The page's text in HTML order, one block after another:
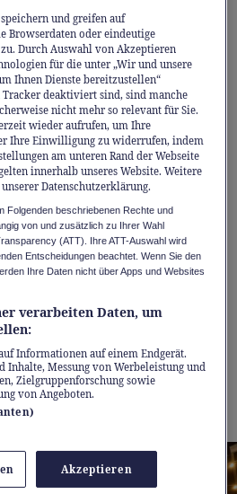
Diese fünf Tipps
zum
Ort – im schönsten
ohne Umwege besorgen
alles an einem Ort
der Weihnachtsbaum
und eingepackt werden.
von
Der 60 Meter hohe
Farben, während
und funkelnde
die Wette leuchten.
und greifen auf
Browserdaten oder eindeutige
Durch Auswahl von Akzeptieren
für die unter „Wir und unsere
Ihnen Dienste bereitzustellen“
Tracker deaktiviert sind, sind manche
nicht mehr so relevant für Sie.
wieder aufrufen, um Ihre
Ihre Einwilligung zu widerrufen, indem
am unteren Rand der Webseite
innerhalb unseres Website. Weitere
Datenschutzerklärung.
Folgenden beschriebenen Rechte und
von und zusätzlich zu Ihrer Wahl
(ATT). Ihre ATT-Auswahl wird
Entscheidungen beachtet. Wenn Sie den
Ihre Daten nicht über Apps und Websites
verarbeiten Daten, um
Informationen auf einem Endgerät.
Inhalte, Messung von Werbeleistung und
Zielgruppenforschung sowie
von Angeboten.
Akzeptieren